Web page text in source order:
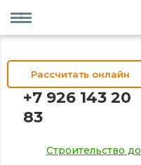
Рассчитать онлайн
+7 926 143 20
83
Строительство